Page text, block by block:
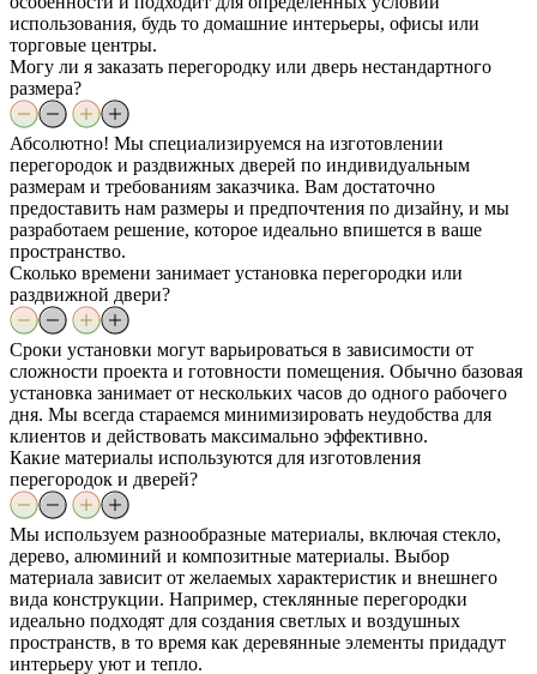
использования, будь то домашние интерьеры, офисы или
торговые центры.
Могу ли я заказать перегородку или дверь нестандартного
размера?
Абсолютно! Мы специализируемся на изготовлении
перегородок и раздвижных дверей по индивидуальным
размерам и требованиям заказчика. Вам достаточно
предоставить нам размеры и предпочтения по дизайну, и мы
разработаем решение, которое идеально впишется в ваше
пространство.
Сколько времени занимает установка перегородки или
раздвижной двери?
Сроки установки могут варьироваться в зависимости от
сложности проекта и готовности помещения. Обычно базовая
установка занимает от нескольких часов до одного рабочего
дня. Мы всегда стараемся минимизировать неудобства для
клиентов и действовать максимально эффективно.
Какие материалы используются для изготовления
перегородок и дверей?
Мы используем разнообразные материалы, включая стекло,
дерево, алюминий и композитные материалы. Выбор
материала зависит от желаемых характеристик и внешнего
вида конструкции. Например, стеклянные перегородки
идеально подходят для создания светлых и воздушных
пространств, в то время как деревянные элементы придадут
интерьеру уют и тепло.